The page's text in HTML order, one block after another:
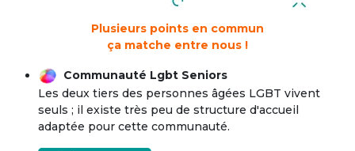
Plusieurs points en commun
ça matche entre nous !
Communauté Lgbt Seniors
Les deux tiers des personnes âgées LGBT vivent
seuls ; il existe très peu de structure d'accueil
adaptée pour cette communauté.